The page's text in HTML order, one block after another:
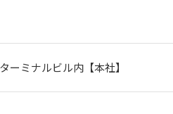
ーミナルビル内【本社】